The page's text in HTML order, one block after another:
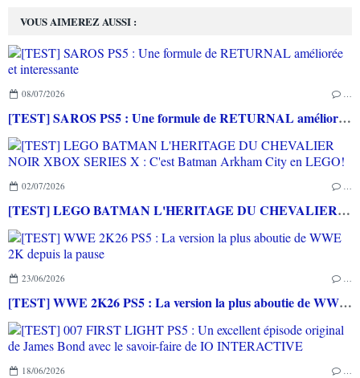
VOUS AIMEREZ AUSSI :
08/07/2026
[TEST] SAROS PS5 : Une formule de RETURNAL améliorée et interessante
02/07/2026
[TEST] LEGO BATMAN L'HERITAGE DU CHEVALIER NOIR XBOX SERIES X : C'est Batman Arkham City en LEGO!
23/06/2026
[TEST] WWE 2K26 PS5 : La version la plus aboutie de WWE 2K depuis la pause
18/06/2026